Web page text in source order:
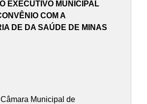
EXECUTIVO MUNICIPAL
COM A
DE DA SAÚDE DE MINAS
Municipal de